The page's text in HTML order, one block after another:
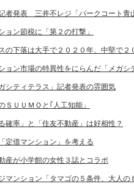
者発表 三井不レジ「パークコート青
ョン節税に「第２の打撃」
の下落は大手で２０２０年、中堅で２
ョン市場の特異性をにらんだ「メガシ
シティテラス」記者発表の雰囲気
ＳＵＵＭＯと｢人工知能」
確率」と「住友不動産」は好相性？
定借マンション」を考える
産が小学館の女性３誌とコラボ
マンション「タマゴの５条件、大人の